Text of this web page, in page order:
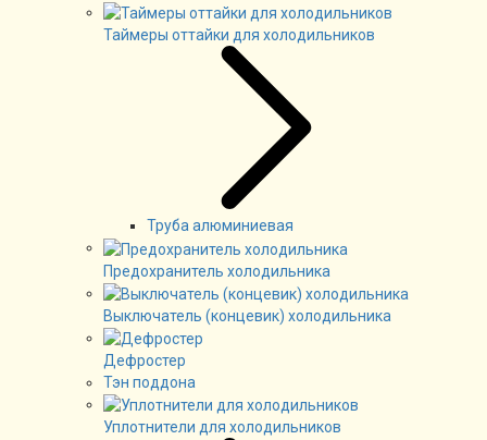
Таймеры оттайки для холодильников
Труба алюминиевая
Предохранитель холодильника
Выключатель (концевик) холодильника
Дефростер
Тэн поддона
Уплотнители для холодильников